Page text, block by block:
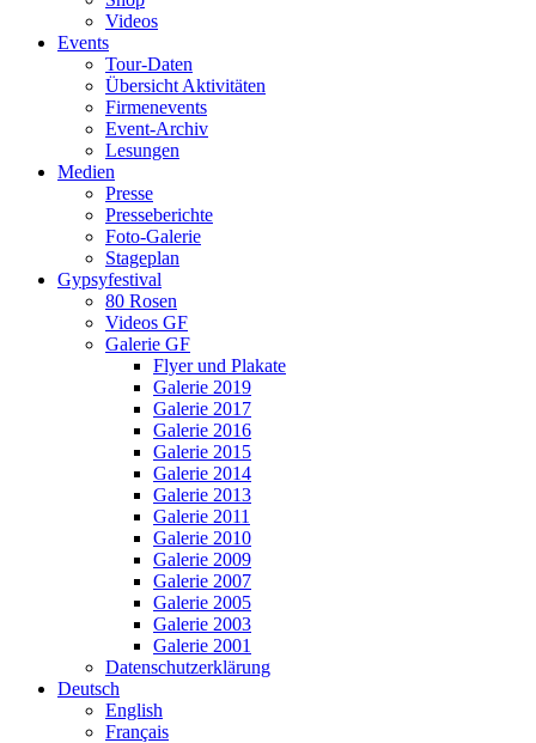
Videos
Events
Tour-Daten
Übersicht Aktivitäten
Firmenevents
Event-Archiv
Lesungen
Medien
Presse
Presseberichte
Foto-Galerie
Stageplan
Gypsyfestival
80 Rosen
Videos GF
Galerie GF
Flyer und Plakate
Galerie 2019
Galerie 2017
Galerie 2016
Galerie 2015
Galerie 2014
Galerie 2013
Galerie 2011
Galerie 2010
Galerie 2009
Galerie 2007
Galerie 2005
Galerie 2003
Galerie 2001
Datenschutzerklärung
Deutsch
English
Français